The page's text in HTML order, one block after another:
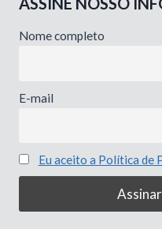
Nome completo
E-mail
Eu aceito a Política de